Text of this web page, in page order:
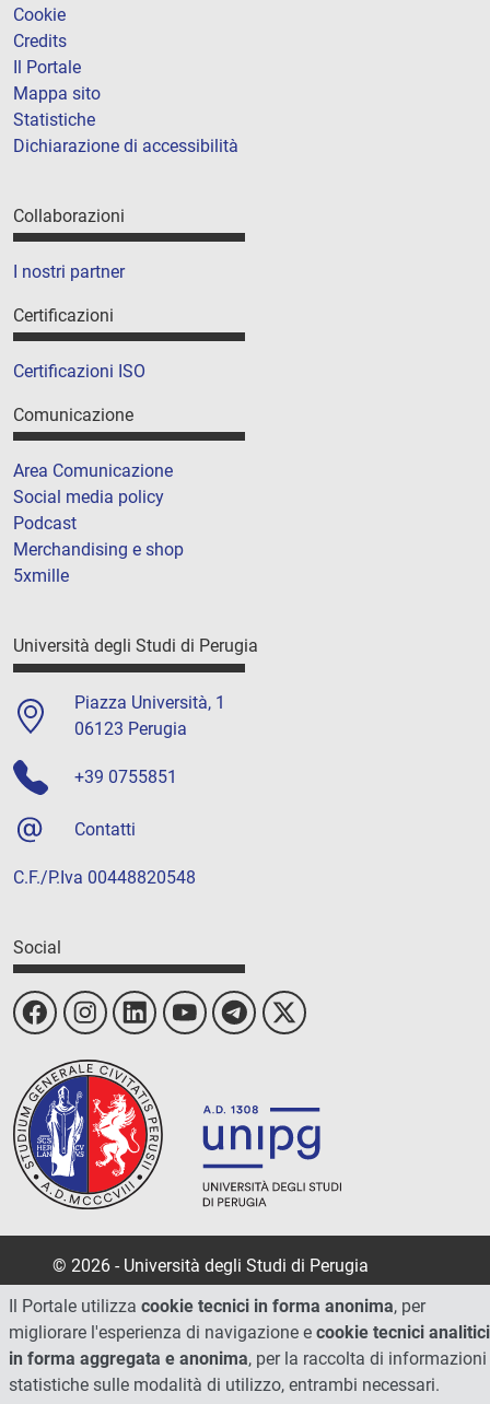
Cookie
Credits
Il Portale
Mappa sito
Statistiche
Dichiarazione di accessibilità
Collaborazioni
I nostri partner
Certificazioni
Certificazioni ISO
Comunicazione
Area Comunicazione
Social media policy
Podcast
Merchandising e shop
5xmille
Università degli Studi di Perugia
Piazza Università, 1
06123 Perugia
+39 0755851
Contatti
C.F./P.Iva 00448820548
Social
© 2026 - Università degli Studi di Perugia
Il Portale utilizza cookie tecnici in forma anonima, per
migliorare l'esperienza di navigazione e cookie tecnici analitici
in forma aggregata e anonima, per la raccolta di informazioni
statistiche sulle modalità di utilizzo, entrambi necessari.